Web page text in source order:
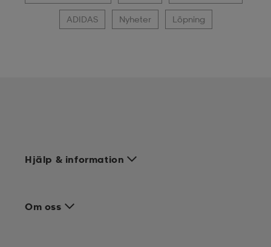
ADIDAS Nyheter Löpning
Hjälp & information
Om oss